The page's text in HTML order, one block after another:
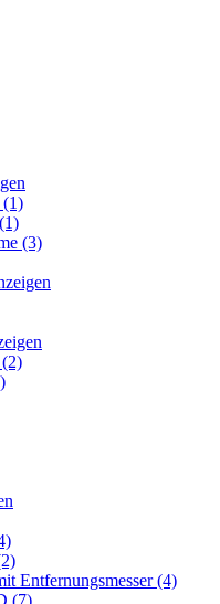
(1)
(3)
Entfernungsmesser (4)
(7)